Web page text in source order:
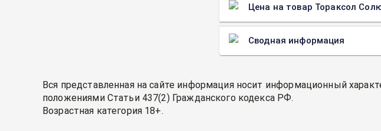
Цена на товар Тораксол
Сводная информация
Вся представленная на сайте информация носит информационный
положениями Статьи 437(2) Гражданского кодекса РФ.
Возрастная категория 18+.